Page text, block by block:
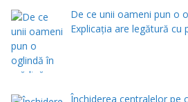
De ce unii oameni pun o
Explicația are legătură cu
Închiderea centralelor pe